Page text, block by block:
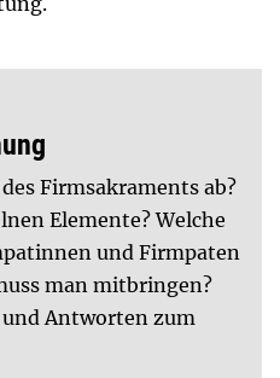
Firmsakraments ab?
Elemente? Welche
und Firmpaten
man mitbringen?
Antworten zum